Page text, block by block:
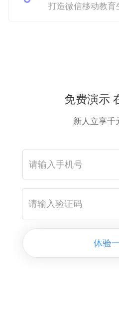
打造微信移动教育
免费演示
新人立享千
体验